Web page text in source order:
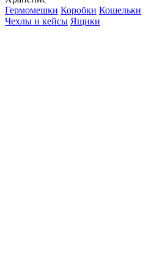
Гермомешки Коробки Кошельки
Чехлы и кейсы Ящики